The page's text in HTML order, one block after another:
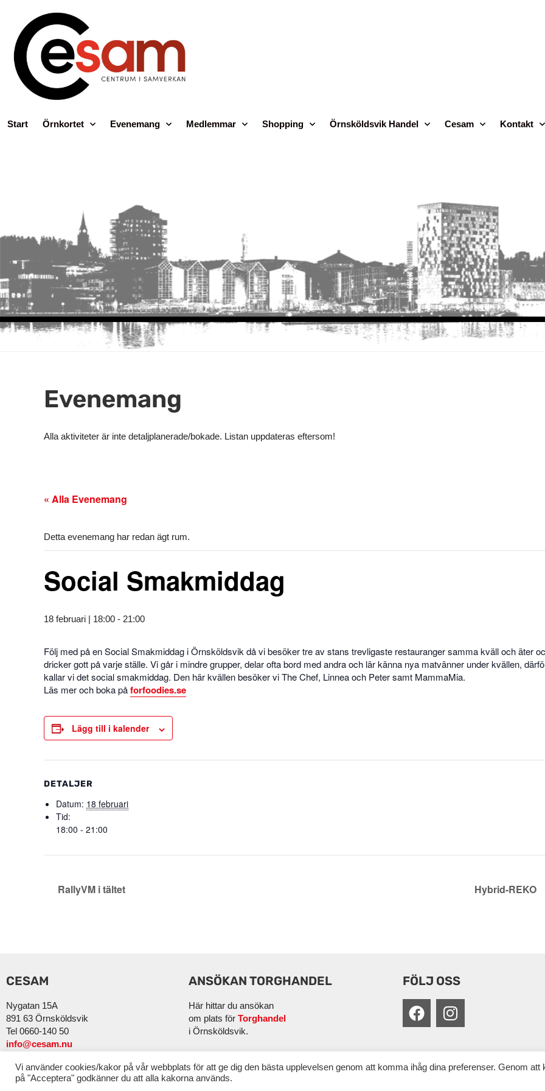
Start Örnkortet Evenemang Medlemmar Shopping Örnsköldsvik Handel Cesam Kontakt
Evenemang
Alla aktiviteter är inte detaljplanerade/bokade. Listan uppdateras eftersom!
« Alla Evenemang
Detta evenemang har redan ägt rum.
Social Smakmiddag
18 februari | 18:00 - 21:00
Följ med på en Social Smakmiddag i Örnsköldsvik då vi besöker tre av stans trevligaste restauranger samma kväll och äter
dricker gott på varje ställe. Vi går i mindre grupper, delar ofta bord med andra och lär känna nya matvänner under kvällen,
kallar vi det social smakmiddag. Den här kvällen besöker vi The Chef, Linnea och Peter samt MammaMia.
Läs mer och boka påforfoodies.se
Lägg till i kalender
DETALJER
Datum: 18 februari
Tid:
18:00 - 21:00
RallyVM i tältet Hybrid-REKO
CESAM
Nygatan 15A
891 63 Örnsköldsvik
Tel 0660-140 50
info@cesam.nu
ANSÖKAN TORGHANDEL
Här hittar du ansökan
om plats för Torghandel
i Örnsköldsvik.
FÖLJ OSS
Vi använder cookies/kakor på vår webbplats för att ge dig den bästa upplevelsen genom att komma ihåg dina preferenser. Genom att
på "Acceptera" godkänner du att alla kakorna används.